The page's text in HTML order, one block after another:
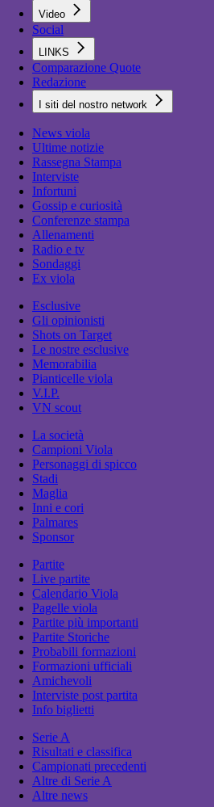
Video
Social
LINKS
Comparazione Quote
Redazione
I siti del nostro network
News viola
Ultime notizie
Rassegna Stampa
Interviste
Infortuni
Gossip e curiosità
Conferenze stampa
Allenamenti
Radio e tv
Sondaggi
Ex viola
Esclusive
Gli opinionisti
Shots on Target
Le nostre esclusive
Memorabilia
Pianticelle viola
V.I.P.
VN scout
La società
Campioni Viola
Personaggi di spicco
Stadi
Maglia
Inni e cori
Palmares
Sponsor
Partite
Live partite
Calendario Viola
Pagelle viola
Partite più importanti
Partite Storiche
Probabili formazioni
Formazioni ufficiali
Amichevoli
Interviste post partita
Info biglietti
Serie A
Risultati e classifica
Campionati precedenti
Altre di Serie A
Altre news